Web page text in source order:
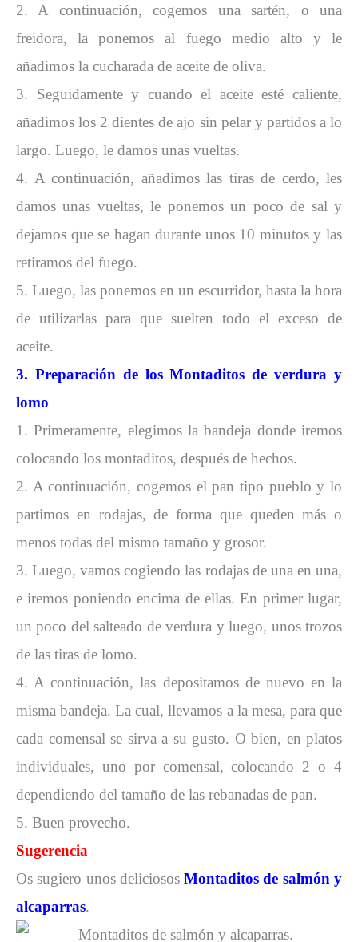
2. A continuación, cogemos una sartén, o una
freidora, la ponemos al fuego medio alto y le
añadimos la cucharada de aceite de oliva.
3. Seguidamente y cuando el aceite esté caliente,
añadimos los 2 dientes de ajo sin pelar y partidos a lo
largo. Luego, le damos unas vueltas.
4. A continuación, añadimos las tiras de cerdo, les
damos unas vueltas, le ponemos un poco de sal y
dejamos que se hagan durante unos 10 minutos y las
retiramos del fuego.
5. Luego, las ponemos en un escurridor, hasta la hora
de utilizarlas para que suelten todo el exceso de
aceite.
3. Preparación de los Montaditos de verdura y
lomo
1. Primeramente, elegimos la bandeja donde iremos
colocando los montaditos, después de hechos.
2. A continuación, cogemos el pan tipo pueblo y lo
partimos en rodajas, de forma que queden más o
menos todas del mismo tamaño y grosor.
3. Luego, vamos cogiendo las rodajas de una en una,
e iremos poniendo encima de ellas. En primer lugar,
un poco del salteado de verdura y luego, unos trozos
de las tiras de lomo.
4. A continuación, las depositamos de nuevo en la
misma bandeja. La cual, llevamos a la mesa, para que
cada comensal se sirva a su gusto. O bien, en platos
individuales, uno por comensal, colocando 2 o 4
dependiendo del tamaño de las rebanadas de pan.
5. Buen provecho.
Sugerencia
Os sugiero unos deliciososMontaditos de salmón y
alcaparras.